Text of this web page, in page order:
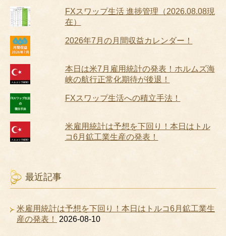
FXスワップ生活 進捗管理（2026.08.08現
在）
2026年7月の月間収益カレンダー！
本日は米7月雇用統計の発表！ホルムズ海
峡の航行正常化期待が後退！
FXスワップ生活への積立手法！
米雇用統計は予想を下回り！本日はトル
コ6月鉱工業生産の発表！
最近記事
米雇用統計は予想を下回り！本日はトルコ6月鉱工業生
産の発表！
2026-08-10